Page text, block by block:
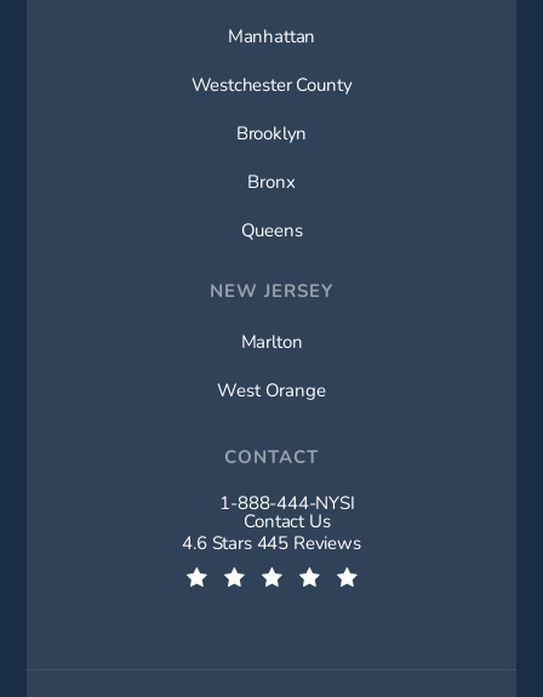
Manhattan
Westchester County
Brooklyn
Bronx
Queens
NEW JERSEY
Marlton
West Orange
CONTACT
Call New York Spine Institute on
1-888-444-NYSI
Contact Us
New York Spine Institute reviews:
4.6 Stars 445 Reviews